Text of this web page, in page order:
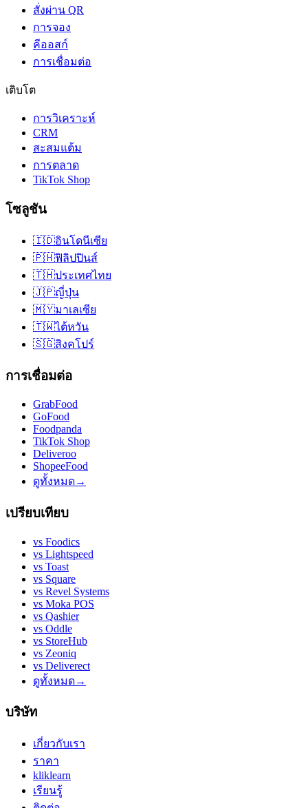
สั่งผ่าน QR
การจอง
คีออสก์
การเชื่อมต่อ
เติบโต
การวิเคราะห์
CRM
สะสมแต้ม
การตลาด
TikTok Shop
โซลูชัน
🇮🇩อินโดนีเซีย
🇵🇭ฟิลิปปินส์
🇹🇭ประเทศไทย
🇯🇵ญี่ปุ่น
🇲🇾มาเลเซีย
🇹🇼ไต้หวัน
🇸🇬สิงคโปร์
การเชื่อมต่อ
GrabFood
GoFood
Foodpanda
TikTok Shop
Deliveroo
ShopeeFood
ดูทั้งหมด→
เปรียบเทียบ
vs Foodics
vs Lightspeed
vs Toast
vs Square
vs Revel Systems
vs Moka POS
vs Qashier
vs Oddle
vs StoreHub
vs Zeoniq
vs Deliverect
ดูทั้งหมด→
บริษัท
เกี่ยวกับเรา
ราคา
kliklearn
เรียนรู้